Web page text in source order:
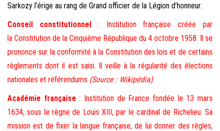
Sarkozy l’érige au rang de Grand officier de la Légion d’honneur.
Conseil constitutionnel: Institution française créée par
la Constitution de la Cinquième République du 4 octobre 1958. Il se
prononce sur la conformité à la Constitution des lois et de certains
règlements dont il est saisi. Il veille à la régularité des élections
nationales et référendums (Source : Wikipédia).
Académie française : Institution de France fondée le 13 mars
1634, sous le règne de Louis XIII, par le cardinal de Richelieu. Sa
mission est de fixer la langue française, de lui donner des règles,